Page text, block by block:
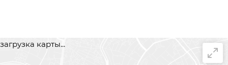
загрузка карты...